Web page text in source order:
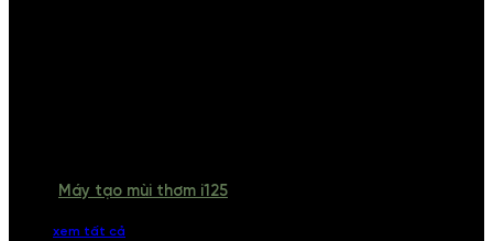
Máy tạo mùi thơm i125
xem tất cả